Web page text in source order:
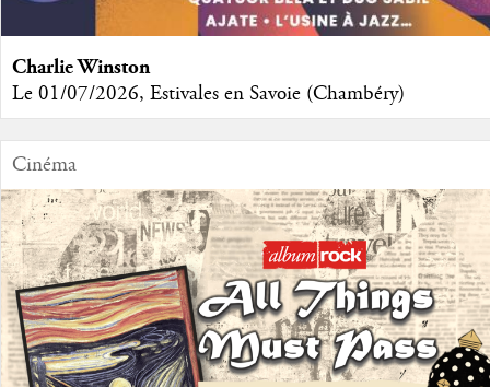
Charlie Winston
Le 01/07/2026, Estivales en Savoie (Chambéry)
Cinéma